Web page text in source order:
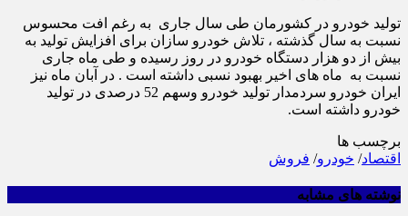
تولید خودرو در کشورمان طی سال جاری به رغم افت محسوس
نسبت به سال گذشته ، تلاش خودرو سازان برای افزایش تولید به
بیش از دو هزار دستگاه خودرو در روز رسیده و طی ماه جاری
نسبت به ماه های اخیر بهبود نسبی داشته است . در آبان ماه نیز
ایران خودرو سردمدار تولید خودرو وسهم 52 درصدی در تولید
خودرو داشته است.
برچسب ها
اقتصاد/ خودرو/ فروش
نوشته های مشابه